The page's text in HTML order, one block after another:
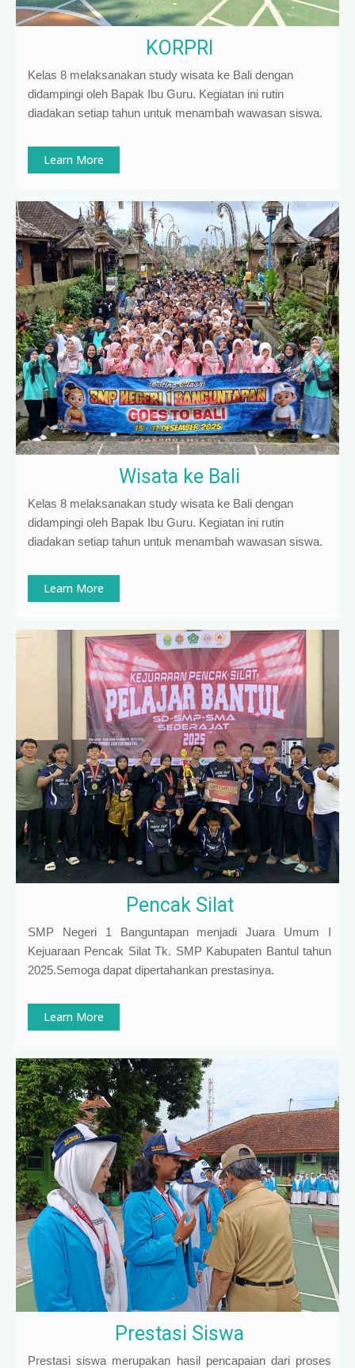
KORPRI
Kelas 8 melaksanakan study wisata ke Bali dengan
didampingi oleh Bapak Ibu Guru. Kegiatan ini rutin
diadakan setiap tahun untuk menambah wawasan siswa.
Learn More
Wisata ke Bali
Kelas 8 melaksanakan study wisata ke Bali dengan
didampingi oleh Bapak Ibu Guru. Kegiatan ini rutin
diadakan setiap tahun untuk menambah wawasan siswa.
Learn More
Pencak Silat
SMP Negeri 1 Banguntapan menjadi Juara Umum I
Kejuaraan Pencak Silat Tk. SMP Kabupaten Bantul tahun
2025.Semoga dapat dipertahankan prestasinya.
Learn More
Prestasi Siswa
Prestasi siswa merupakan hasil pencapaian dari proses